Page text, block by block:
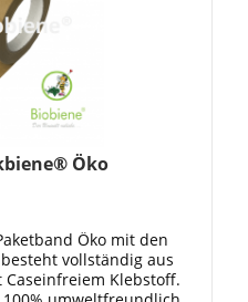
Öko
Öko mit den
vollständig aus
Klebstoff.